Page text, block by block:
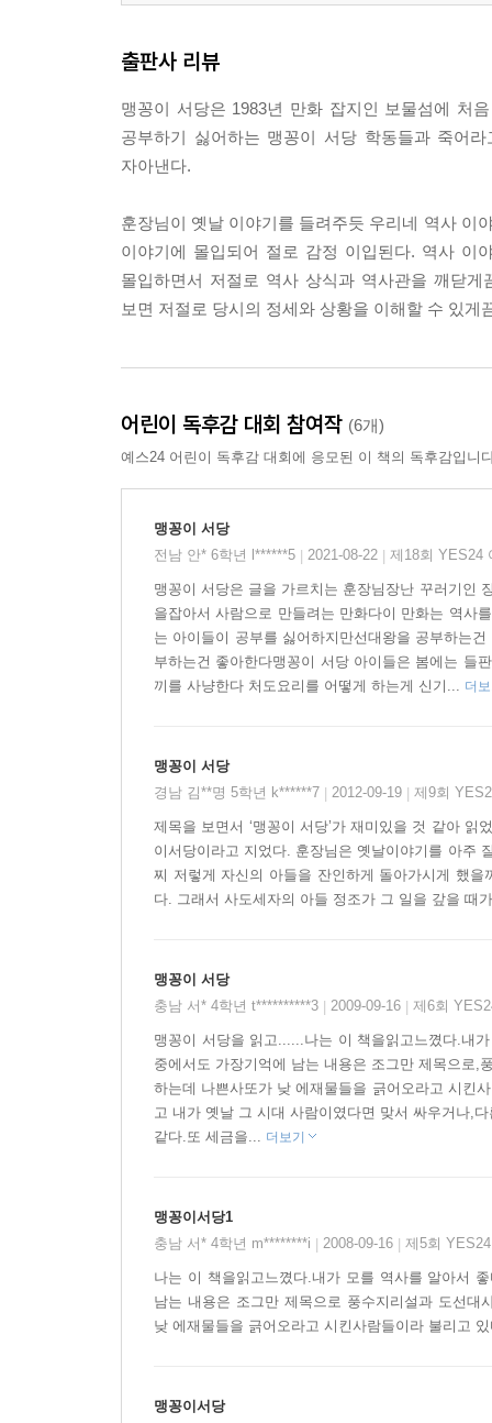
출판사 리뷰
맹꽁이 서당은 1983년 만화 잡지인 보물섬에 처
공부하기 싫어하는 맹꽁이 서당 학동들과 죽어
자아낸다.
훈장님이 옛날 이야기를 들려주듯 우리네 역사 이
이야기에 몰입되어 절로 감정 이입된다. 역사 이
몰입하면서 저절로 역사 상식과 역사관을 깨닫
보면 저절로 당시의 정세와 상황을 이해할 수 있게
어린이 독후감 대회 참여작 (6개)
예스24 어린이 독후감 대회에 응모된 이 책의 독후감입니
맹꽁이 서당
전남 안* 6학년 l******5
2021-08-22 제18회 YES24
맹꽁이 서당은 글을 가르치는 훈장님장난 꾸러기인
을잡아서 사람으로 만들려는 만화다이 만화는 역사
는 아이들이 공부를 싫어하지만선대왕을 공부하는
부하는건 좋아한다맹꽁이 서당 아이들은 봄에는 들
끼를 사냥한다 처도요리를 어떻게 하는게 신기... 더
맹꽁이 서당
경남 김**명 5학년 k******7
2012-09-19 제9회
제목을 보면서 ‘맹꽁이 서당’가 재미있을 것 같아
이서당이라고 지었다. 훈장님은 옛날이야기를 아주
찌 저렇게 자신의 아들을 잔인하게 돌아가시게 했
다. 그래서 사도세자의 아들 정조가 그 일을 갚을 때
맹꽁이 서당
충남 서* 4학년 t**********3
2009-09-16 제6회
맹꽁이 서당을 읽고......나는 이 책을읽고느꼈다.내
중에서도 가장기억에 남는 내용은 조그만 제목으로,
하는데 나쁜사또가 낮 에재물들을 긁어오라고 시킨
고 내가 옛날 그 시대 사람이였다면 맞서 싸우거나,
같다.또 세금을... 더보기
맹꽁이서당1
충남 서* 4학년 m********i
2008-09-16 제5회
나는 이 책을읽고느꼈다.내가 모를 역사를 알아서
남는 내용은 조그만 제목으로 풍수지리설과 도선대
낮 에재물들을 긁어오라고 시킨사람들이라 불리고
맹꽁이서당